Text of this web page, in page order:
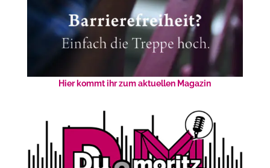
Hier kommt ihr zum aktuellen Magazin